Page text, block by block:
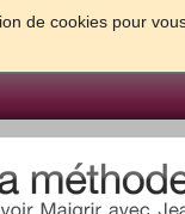
de cookies pour
PSYCHO &